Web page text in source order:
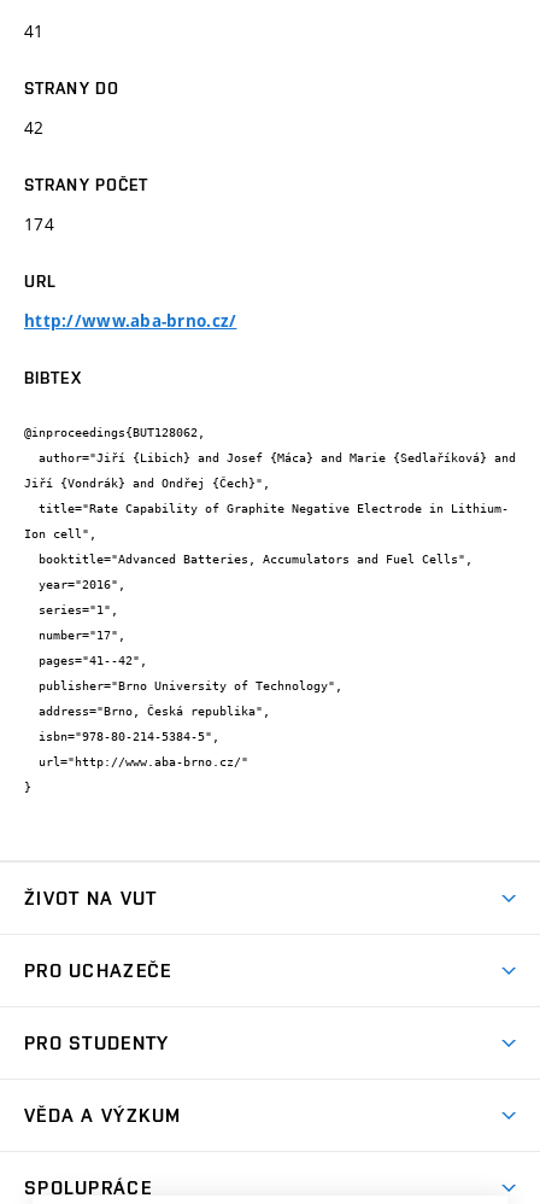
41
STRANY DO
42
STRANY POČET
174
URL
http://www.aba-brno.cz/
BIBTEX
@inproceedings{BUT128062,
Jiří {Vondrák} and Ondřej {Čech}",
Ion cell",
}
ŽIVOT NA VUT
Koleje
Sport na VUT
PRO UCHAZEČE
Dny otevřených dveří
Celoživotní vzdělávání
PRO STUDENTY
Harmonogram akademického roku
Zpracování osobních údajů studentů
Sociální bezpečí
VĚDA A VÝZKUM
SPOLUPRÁCE